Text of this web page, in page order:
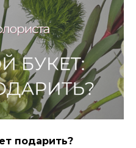
подарить?